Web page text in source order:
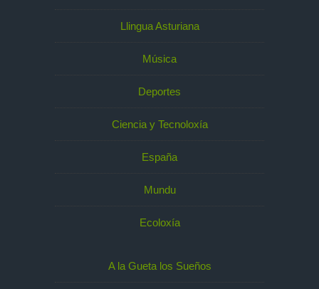
Llingua Asturiana
Música
Deportes
Ciencia y Tecnoloxía
España
Mundu
Ecoloxía
A la Gueta los Sueños